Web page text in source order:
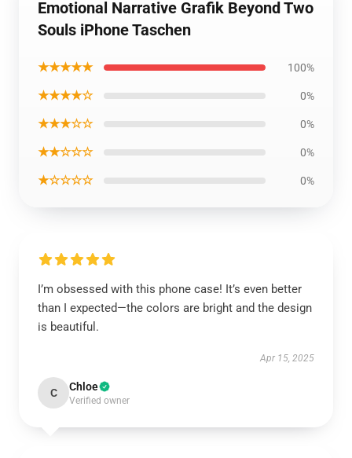
Emotional Narrative Grafik Beyond Two
Souls iPhone Taschen
★★★★★ 100%
★★★★☆ 0%
★★★☆☆ 0%
★★☆☆☆ 0%
★☆☆☆☆ 0%
I’m obsessed with this phone case! It’s even better
than I expected—the colors are bright and the design
is beautiful.
Apr 15, 2025
C Chloe
Verified owner